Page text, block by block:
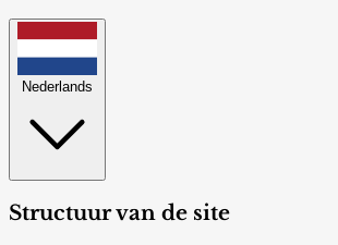
Nederlands
Structuur van de site